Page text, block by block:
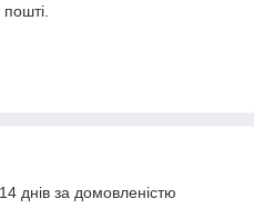
днів за домовленістю